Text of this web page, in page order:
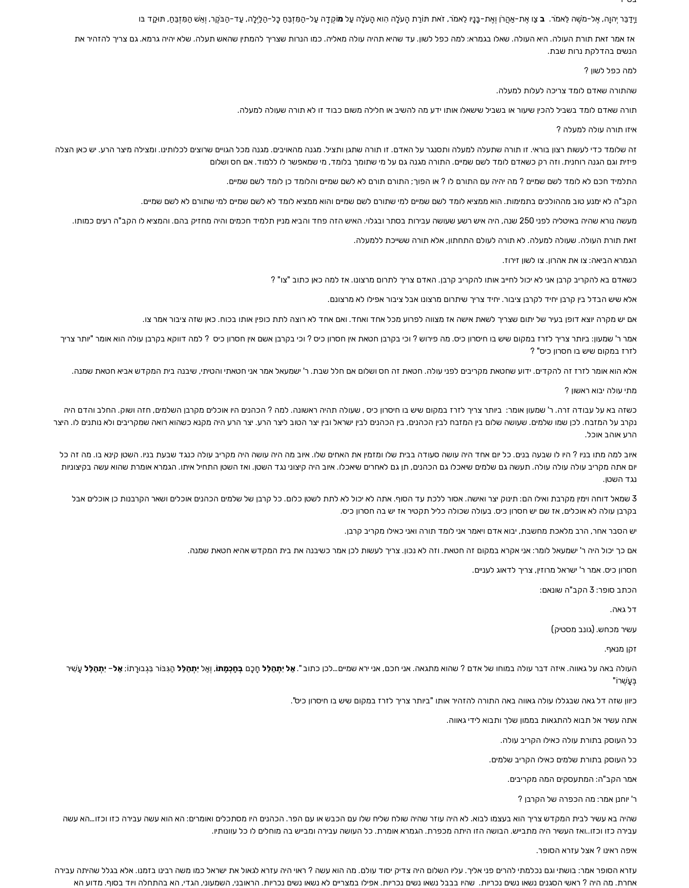
וַיְדַבֵּר יְהוָה, אֶל-מֹשֶׁה לֵּאמֹר. ב צַו אֶת-אַהֲרֹן וְאֶת-בָּנָיו לֵאמֹר, זֹאת תּוֹרַת הָעֹלָה הִוא הָעֹלָה עַל מוֹקְדָה עַל-הַמִּזְבֵּחַ כָּל-הַלַּיְלָה, עַד-הַבֹּקֶר, וְאֵשׁ הַמִּזְבֵּחַ, תּוּקַד בּו
אז אמר זאת תורת העולה. היא העולה. שאלו בגמרא: למה כפל לשון. עד שהיא תהיה עולה מאליה. כמו הנרות שצריך להמתין שהאש תעלה. שלא יהיה גרמא. גם צריך להזהיר את
הנשים בהדלקת נרות שבת.
למה כפל לשון ?
שהתורה שאדם לומד צריכה לעלות למעלה.
תורה שאדם לומד בשביל להכין שיעור או בשביל שישאלו אותו ידע מה להשיב או חלילה משום כבוד זו לא תורה שעולה למעלה.
איזו תורה עולה למעלה ?
זה שלומד כדי לעשות רצון בוראי. זו תורה שתעלה למעלה ותסנגר על האדם. זו תורה שתגן ותציל. מגנה מהאויבים. מגנה מכל הגויים שרוצים לכלותינו. ומצילה מיצר הרע. יש כאן הצלה
פיזית וגם הגנה רוחנית. וזה רק כשאדם לומד לשם שמיים. התורה מגנה גם על מי שתומך בלומד, מי שמאפשר לו ללמוד. אם חס ושלום
התלמיד חכם לא לומד לשם שמיים ? מה יהיה עם התורם לו ? או הפוך; התורם תורם לא לשם שמיים והלומד כן לומד לשם שמיים.
הקב"ה לא ימנע טוב מההולכים בתמימות. הוא ממציא לומד לשם שמיים למי שתורם לשם שמיים והוא ממציא לומד לא לשם שמיים למי שתורם לא לשם שמיים.
מעשה נורא שהיה באיטליה לפני 250 שנה, היה איש רשע שעושה עבירות בסתר ובגלוי. האיש הזה פחד והביא מניין תלמיד חכמים והיה מחזיק בהם. והמציא לו הקב"ה רעים כמותו.
זאת תורת העולה. שעולה למעלה. לא תורה לעולם התחתון, אלא תורה ששייכת ללמעלה.
הגמרא הביאה: צו את אהרון. צו לשון זירוז.
כשאדם בא להקריב קרבן אני לא יכול לחייב אותו להקריב קרבן. האדם צריך לתרום מרצונו. אז למה כאן כתוב "צו" ?
אלא שיש הבדל בין קרבן יחיד לקרבן ציבור. יחיד צריך שיתרום מרצונו אבל ציבור אפילו לא מרצונם.
אם יש מקרה יוצא דופן בעיר של יתום שצריך לשאת אישה אז מצווה לפרוע מכל אחד ואחד. ואם אחד לא רוצה לתת כופין אותו בכוח. כאן שזה ציבור אמר צו.
אמר ר' שמעון: ביותר צריך לזרז במקום שיש בו חיסרון כיס. מה פירוש ? וכי בקרבן חטאת אין חסרון כיס ? וכי בקרבן אשם אין חסרון כיס ? למה דווקא בקרבן עולה הוא אומר "יותר צריך
לזרז במקום שיש בו חסרון כיס" ?
אלא הוא אומר לזרז זה להקדים. ידוע שחטאת מקריבים לפני עולה. חטאת זה חס ושלום אם חלל שבת. ר' ישמעאל אמר אני חטאתי והטיתי, שיבנה בית המקדש אביא חטאת שמנה.
מתי עולה יבוא ראשון ?
כשזה בא על עבודה זרה. ר' שמעון אומר: ביותר צריך לזרז במקום שיש בו חיסרון כיס , שעולה תהיה ראשונה. למה ? הכהנים היו אוכלים מקרבן השלמים, חזה ושוק. החלב והדם היה
נקרב על המזבח. לכן שמו שלמים. שעושה שלום בין המזבח לבין הכהנים, בין הכהנים לבין ישראל ובין יצר הטוב ליצר הרע. יצר הרע היה מקנא כשהוא רואה שמקריבים ולא נותנים לו. היצר
הרע אוהב אוכל.
איוב למה מתו בניו ? היו לו שבעה בנים. כל יום אחד היה עושה סעודה בבית שלו ומזמין את האחים שלו. איוב מה היה עושה היה מקריב עולה כנגד שבעת בניו. השטן קינא בו. מה זה כל
יום אתה מקריב עולה עולה עולה. תעשה גם שלמים שיאכלו גם הכהנים, תן גם לאחרים שיאכלו. איוב היה קיצוני נגד השטן. ואז השטן התחיל איתו. הגמרא אומרת שהוא עשה בקיצוניות
נגד השטן.
3 שמאל דוחה וימין מקרבת ואילו הם: תינוק יצר ואישה. אסור ללכת עד הסוף. אתה לא יכול לא לתת לשטן כלום. כל קרבן של שלמים הכהנים אוכלים ושאר הקרבנות כן אוכלים אבל
בקרבן עולה לא אוכלים, אז שם יש חסרון כיס. בעולה שכולה כליל תקטיר אז יש בה חסרון כיס.
יש הסבר אחר, הרב מלאכת מחשבת, יבוא אדם ויאמר אני לומד תורה ואני כאילו מקריב קרבן.
אם כך יכול היה ר' ישמעאל לומר: אני אקרא במקום זה חטאת. וזה לא נכון. צריך לעשות לכן אמר כשיבנה את בית המקדש אהיא חטאת שמנה.
חסרון כיס. אמר ר' ישראל מרוזין, צריך לדאוג לעניים.
הכתב סופר: 3 הקב"ה שונאם:
דל גאה.
עשיר מכחש. (גונב מסטיק)
זקן מנאף.
העולה באה על גאווה. איזה דבר עולה במוחו של אדם ? שהוא מתגאה. אני חכם, אני ירא שמיים…לכן כתוב ". אַל יִתְהַלֵּל חָכָם בְּחָכְמָתוֹ, וְאַל יִתְהַלֵּל הַגִּבּוֹר בִּגְבוּרָתוֹ; אַל– יִתְהַלֵּל עָשִׁיר
בְּעָשְׁרוֹ"
כיוון שזה דל גאה שבגללו עולה גאווה באה התורה להזהיר אותו "ביותר צריך לזרז במקום שיש בו חיסרון כיס".
אתה עשיר אל תבוא להתגאות בממון שלך ותבוא לידי גאווה.
כל העוסק בתורת עולה כאילו הקריב עולה.
כל העוסק בתורת שלמים כאילו הקריב שלמים.
אמר הקב"ה: המתעסקים המה מקריבים.
ר' יוחנן אמר: מה הכפרה של הקרבן ?
שהיה בא עשיר לבית המקדש צריך הוא בעצמו לבוא. לא היה עוזר שהיה שולח שליח שלו עם הכבש או עם הפר. הכהנים היו מסתכלים ואומרים: הא הוא עשה עבירה כזו וכזו…הא עשה
עבירה כזו וכזו..ואז העשיר היה מתבייש. הבושה הזו היתה מכפרת. הגמרא אומרת. כל העושה עבירה ומבייש בה מוחלים לו כל עוונותיו.
איפה ראינו ? אצל עזרא הסופר.
עזרא הסופר אמר: בושתי וגם נכלמתי להרים פני אליך. עליו השלום היה צדיק יסוד עולם. מה הוא עשה ? ראוי היה עזרא לגאול את ישראל כמו משה רבינו בזמנו. אלא בגלל שהיתה עבירה
אחרת. מה היה ? ראשי הסגנים נשאו נשים נכריות. שהיו בבבל נשאו נשים נכריות. אפילו במצריים לא נשאו נשים נכריות. הראובני, השמעוני, הגדי, הא בהתחלה ויוד בסוף. מדוע הא